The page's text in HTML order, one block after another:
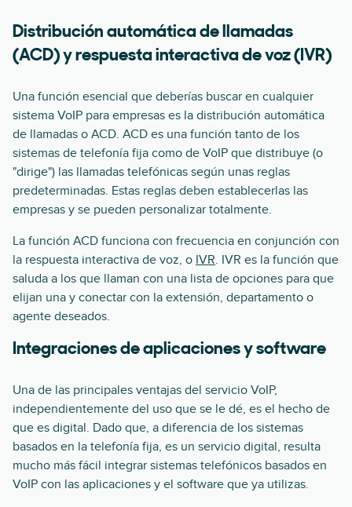
Distribución automática de llamadas
(ACD) y respuesta interactiva de voz (IVR)
Una función esencial que deberías buscar en cualquier
sistema VoIP para empresas es la distribución automática
de llamadas o ACD. ACD es una función tanto de los
sistemas de telefonía fija como de VoIP que distribuye (o
"dirige") las llamadas telefónicas según unas reglas
predeterminadas. Estas reglas deben establecerlas las
empresas y se pueden personalizar totalmente.
La función ACD funciona con frecuencia en conjunción con
la respuesta interactiva de voz, o IVR. IVR es la función que
saluda a los que llaman con una lista de opciones para que
elijan una y conectar con la extensión, departamento o
agente deseados.
Integraciones de aplicaciones y software
Una de las principales ventajas del servicio VoIP,
independientemente del uso que se le dé, es el hecho de
que es digital. Dado que, a diferencia de los sistemas
basados en la telefonía fija, es un servicio digital, resulta
mucho más fácil integrar sistemas telefónicos basados en
VoIP con las aplicaciones y el software que ya utilizas.